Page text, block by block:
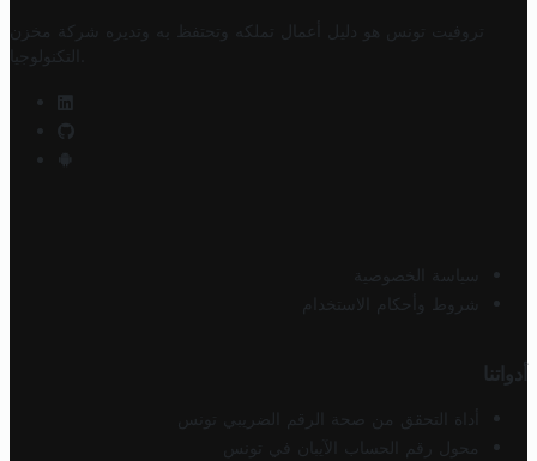
تروفيت تونس هو دليل أعمال تملكه وتحتفظ به وتديره
شركة مخزن
التكنولوجيا
سياسة الخصوصية
شروط وأحكام الاستخدام
أدواتنا
أداة التحقق من صحة الرقم الضريبي تونس
محول رقم الحساب الآيبان في تونس